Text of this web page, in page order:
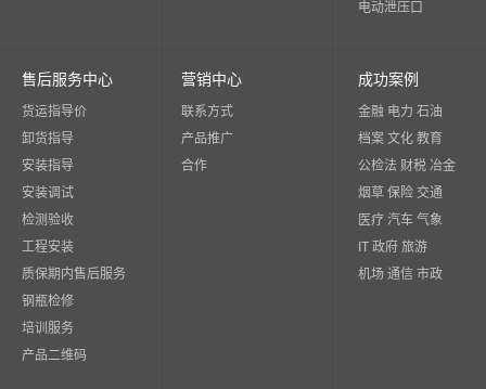
电动泄压口
售后服务中心
货运指导价
卸货指导
安装指导
安装调试
检测验收
工程安装
质保期内售后服务
钢瓶检修
培训服务
产品二维码
营销中心
联系方式
产品推广
合作
成功案例
金融 电力 石油
档案 文化 教育
公检法 财税 冶金
烟草 保险 交通
医疗 汽车 气象
IT 政府 旅游
机场 通信 市政